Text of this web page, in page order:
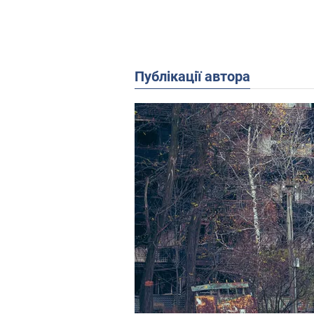
Публікації автора